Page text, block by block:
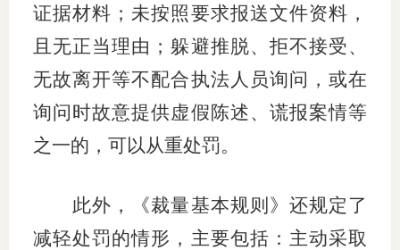
协会治
乡村振
证据材料；未按照要求报送文件资料，
且无正当理由；躲避推脱、拒不接受、
无故离开等不配合执法人员询问，或在
询问时故意提供虚假陈述、谎报案情等
之一的，可以从重处罚。
此外，《裁量基本规则》还规定了
减轻处罚的情形，主要包括：主动采取